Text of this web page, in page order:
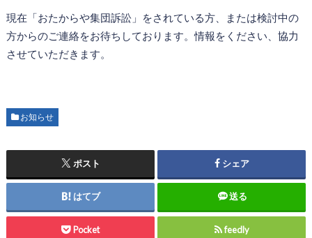
現在「おたからや集団訴訟」をされている方、または検討中の
方からのご連絡をお待ちしております。情報をください、協力
させていただきます。
お知らせ
ポスト シェア
はてブ 送る
Pocket feedly